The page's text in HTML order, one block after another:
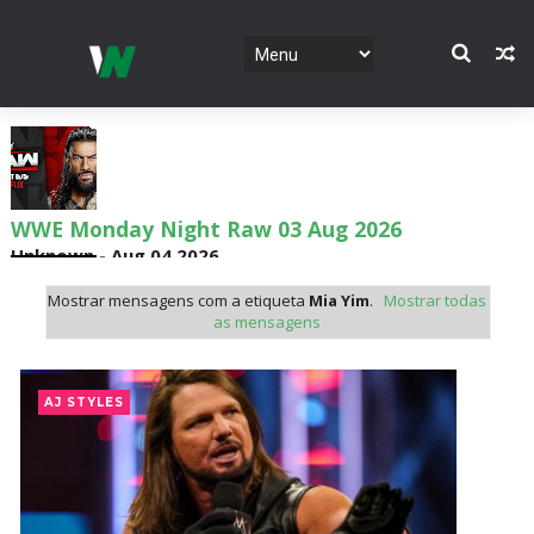
WWE SummerSlam 2026 - Sunday
Unknown- Aug 02 2026
WWE Main Event, July 30, 2026
Unknown-Aug 02 2026
Lucha Libre AAA: Verano De Escándalo 2026 -
Semana 2
Mostrar mensagens com a etiqueta Mia Yim.
Mostrar todas
as mensagens
AJ STYLES